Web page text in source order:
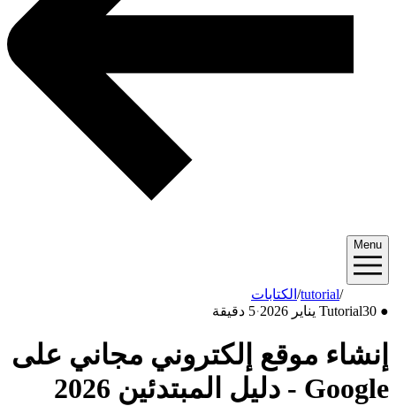
Menu
الكتابات/tutorial
●
Tutorial30 يناير 2026 ·5 دقيقة
إنشاء موقع إلكتروني مجاني على
Google - دليل المبتدئين 2026